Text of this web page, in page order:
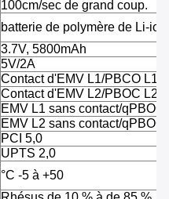
100cm/sec de grand coup.
batterie de polymère de Li-ion
3.7V, 5800mAh
5V/2A
Contact d'EMV L1/PBCO L1
Contact d'EMV L2/PBOC L2
EMV L1 sans contact/qPBOC
EMV L2 sans contact/qPBOC
PCI 5,0
UPTS 2,0
°C -5 à +50